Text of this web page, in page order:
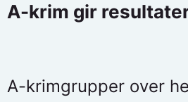
A-krim gir
A-krimgrupper over